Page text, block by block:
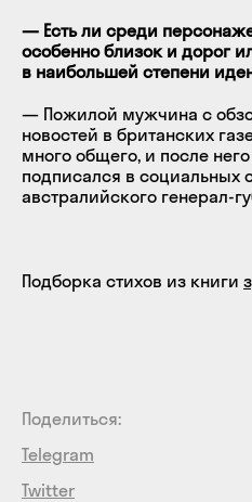
— Есть ли среди
особенно близок и дорог
в наибольшей степени
— Пожилой мужчина с
новостей в британских
много общего, и после
подписался в социальных
австралийского генерал-
Подборка стихов из книги
Поделиться:
Telegram
Twitter